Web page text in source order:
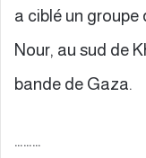
a ciblé un groupe
Nour, au sud de
bande de Gaza.
………